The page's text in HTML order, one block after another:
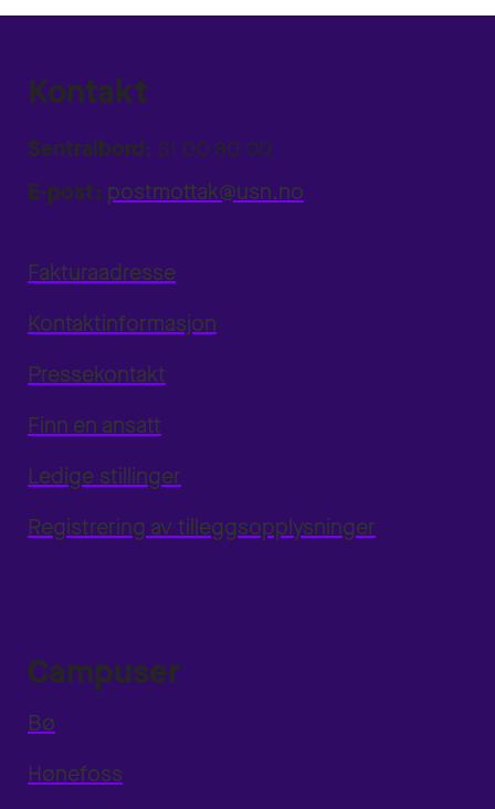
Kontakt
Sentralbord: 31 00 80 00
E-post: postmottak@usn.no
Fakturaadresse
Kontaktinformasjon
Pressekontakt
Finn en ansatt
Ledige stillinger
Registrering av tilleggsopplysninger
Campuser
Bø
Hønefoss